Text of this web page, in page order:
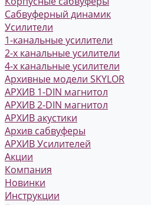
Сабвуферный динамик
Усилители
1-канальные усилители
2-х канальные усилители
4-х канальные усилители
Архивные модели SKYLOR
АРХИВ 1-DIN магнитол
АРХИВ 2-DIN магнитол
АРХИВ акустики
Архив сабвуферы
АРХИВ Усилителей
Акции
Компания
Новинки
Инструкции